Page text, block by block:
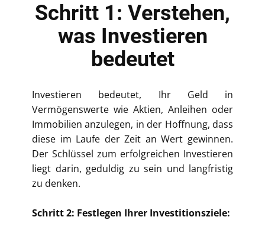
Schritt 1: Verstehen,
was Investieren
bedeutet
Investieren bedeutet, Ihr Geld in
Vermögenswerte wie Aktien, Anleihen oder
Immobilien anzulegen, in der Hoffnung, dass
diese im Laufe der Zeit an Wert gewinnen.
Der Schlüssel zum erfolgreichen Investieren
liegt darin, geduldig zu sein und langfristig
zu denken.
Schritt 2: Festlegen Ihrer Investitionsziele: